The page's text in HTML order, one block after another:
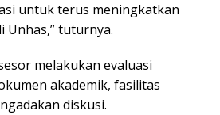
untuk terus meningkatkan
Unhas,” tuturnya.
melakukan evaluasi
akademik, fasilitas
diskusi.